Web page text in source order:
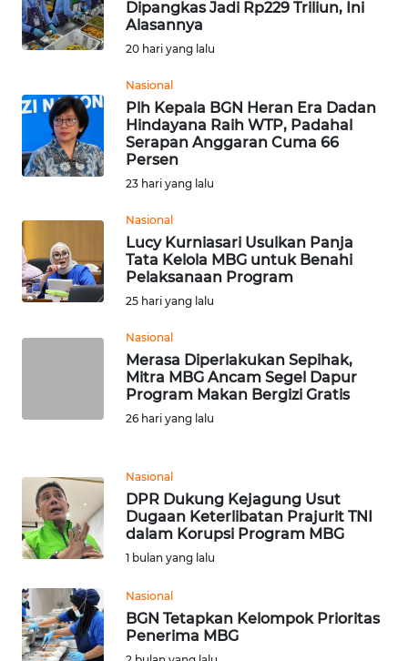
Dipangkas Jadi Rp229 Triliun, Ini
Alasannya
20 hari yang lalu
Nasional
Plh Kepala BGN Heran Era Dadan
Hindayana Raih WTP, Padahal
Serapan Anggaran Cuma 66
Persen
23 hari yang lalu
Nasional
Lucy Kurniasari Usulkan Panja
Tata Kelola MBG untuk Benahi
Pelaksanaan Program
25 hari yang lalu
Nasional
Merasa Diperlakukan Sepihak,
Mitra MBG Ancam Segel Dapur
Program Makan Bergizi Gratis
26 hari yang lalu
Nasional
DPR Dukung Kejagung Usut
Dugaan Keterlibatan Prajurit TNI
dalam Korupsi Program MBG
1 bulan yang lalu
Nasional
BGN Tetapkan Kelompok Prioritas
Penerima MBG
WN
KALTARA
WN
KALSEL
WN
SULSEL
WN
WN
MALUT
DAIRI
WN